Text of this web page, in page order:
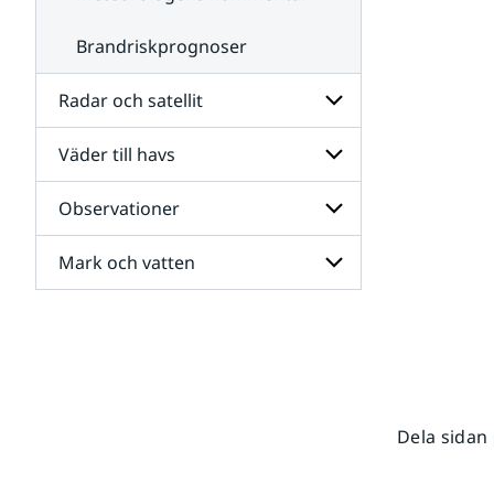
Brandriskprognoser
Radar och satellit
Undersidor
för
Radar
och
satellit
Väder till havs
Undersidor
för
Väder
till
havs
Observationer
Undersidor
för
Mark och vatten
Dela sidan